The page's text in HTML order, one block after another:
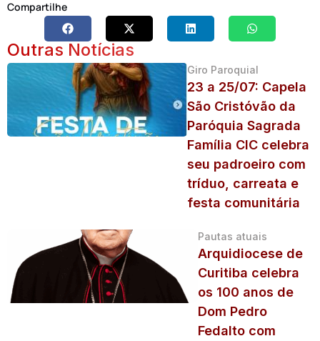
Compartilhe
Outras Notícias
Giro Paroquial
23 a 25/07: Capela
São Cristóvão da
Paróquia Sagrada
Família CIC celebra
seu padroeiro com
tríduo, carreata e
festa comunitária
Pautas atuais
Arquidiocese de
Curitiba celebra
os 100 anos de
Dom Pedro
Fedalto com